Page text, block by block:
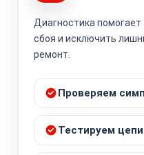
Диагностика
сбоя и исключить
ремонт.
Проверяем
Тестируем